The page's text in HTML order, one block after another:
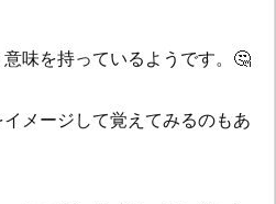
味を持っているようです。🤔
イメージして覚えてみるのもあ